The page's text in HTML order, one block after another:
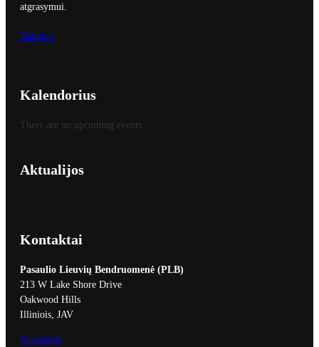
atgrasymui.
Daugiau
Kalendorius
There are no upcoming events.
Aktualijos
Kontaktai
Pasaulio Lieuvių Bendruomenė (PLB)
213 W Lake Shore Drive
Oakwood Hills
Illiniois, JAV
Susisiekite